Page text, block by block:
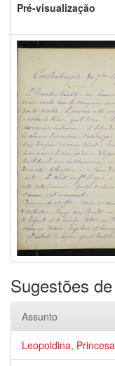
Pré-visualização
Sugestões
Assunto
Leopoldina,